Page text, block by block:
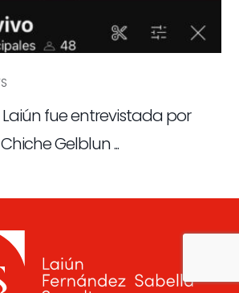
fue entrevistada por
Chiche Gelblun ...